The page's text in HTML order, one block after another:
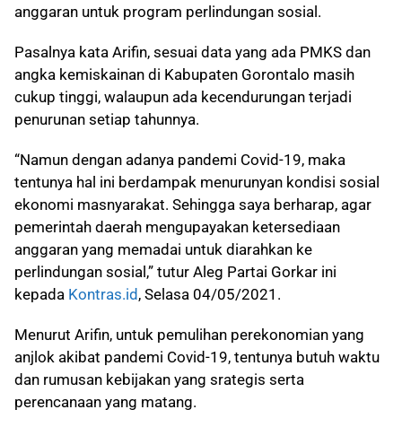
anggaran untuk program perlindungan sosial.
Pasalnya kata Arifin, sesuai data yang ada PMKS dan
angka kemiskainan di Kabupaten Gorontalo masih
cukup tinggi, walaupun ada kecendurungan terjadi
penurunan setiap tahunnya.
“Namun dengan adanya pandemi Covid-19, maka
tentunya hal ini berdampak menurunyan kondisi sosial
ekonomi masnyarakat. Sehingga saya berharap, agar
pemerintah daerah mengupayakan ketersediaan
anggaran yang memadai untuk diarahkan ke
perlindungan sosial,” tutur Aleg Partai Gorkar ini
kepada Kontras.id , Selasa 04/05/2021.
Menurut Arifin, untuk pemulihan perekonomian yang
anjlok akibat pandemi Covid-19, tentunya butuh waktu
dan rumusan kebijakan yang srategis serta
perencanaan yang matang.